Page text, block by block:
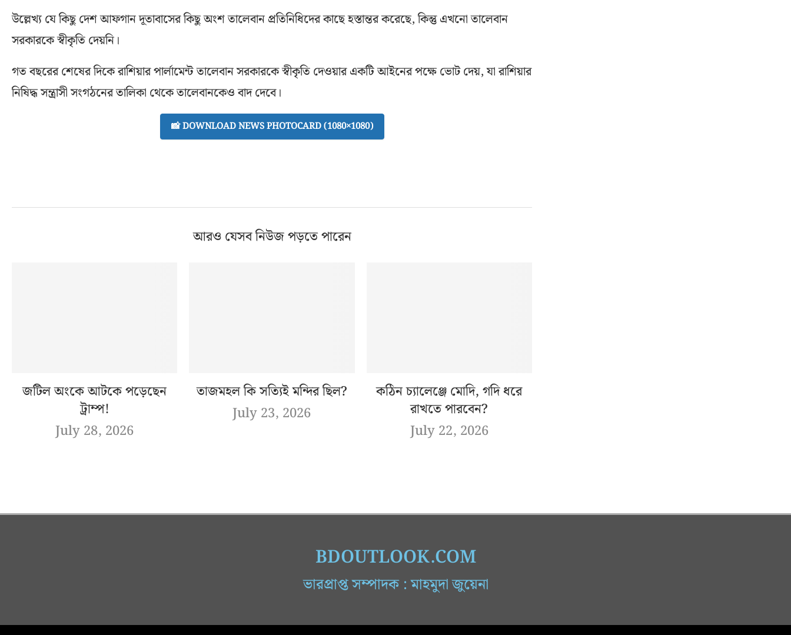
উল্লেখ্য যে কিছু দেশ আফগান দূতাবাসের কিছু অংশ তালেবান প্রতিনিধিদের কাছে হস্তান্তর করেছে, কিন্তু এখনো তালেবান
সরকারকে স্বীকৃতি দেয়নি।
গত বছরের শেষের দিকে রাশিয়ার পার্লামেন্ট তালেবান সরকারকে স্বীকৃতি দেওয়ার একটি আইনের পক্ষে ভোট দেয়, যা রাশিয়ার
নিষিদ্ধ সন্ত্রাসী সংগঠনের তালিকা থেকে তালেবানকেও বাদ দেবে।
📸 DOWNLOAD NEWS PHOTOCARD (1080×1080)
আরও যেসব নিউজ পড়তে পারেন
জটিল অংকে আটকে পড়েছেন
ট্রাম্প!
July 28, 2026
তাজমহল কি সত্যিই মন্দির ছিল?
July 23, 2026
কঠিন চ্যালেঞ্জে মোদি, গদি ধরে
রাখতে পারবেন?
July 22, 2026
BDOUTLOOK.COM
ভারপ্রাপ্ত সম্পাদক : মাহমুদা জুয়েনা